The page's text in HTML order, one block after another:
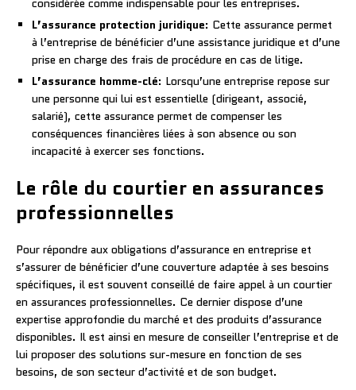
L’assurance protection juridique: Cette assurance permet
à l’entreprise de bénéficier d’une assistance juridique et d’une
prise en charge des frais de procédure en cas de litige.
L’assurance homme-clé: Lorsqu’une entreprise repose sur
une personne qui lui est essentielle (dirigeant, associé,
salarié), cette assurance permet de compenser les
conséquences financières liées à son absence ou son
incapacité à exercer ses fonctions.
Le rôle du courtier en assurances
professionnelles
Pour répondre aux obligations d’assurance en entreprise et
s’assurer de bénéficier d’une couverture adaptée à ses besoins
spécifiques, il est souvent conseillé de faire appel à un courtier
en assurances professionnelles. Ce dernier dispose d’une
expertise approfondie du marché et des produits d’assurance
disponibles. Il est ainsi en mesure de conseiller l’entreprise et de
lui proposer des solutions sur-mesure en fonction de ses
besoins, de son secteur d’activité et de son budget.